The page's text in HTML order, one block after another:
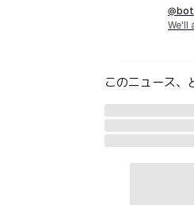
We'll
このニュース、